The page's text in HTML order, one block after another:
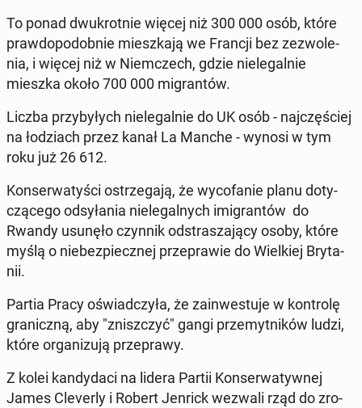
To ponad dwu­krot­nie więcej niż 300 000 osób, które
praw­do­po­dob­nie miesz­ka­ją we Francji bez ze­zwo­le­
nia, i więcej niż w Niem­czech, gdzie nie­le­gal­nie
mieszka około 700 000 mi­gran­tów.
Liczba przy­by­łych nie­le­gal­nie do UK osób - naj­czę­ściej
na ło­dziach przez kanał La Manche - wynosi w tym
roku już 26 612.
Kon­ser­wa­ty­ści ostrze­ga­ją, że wy­co­fa­nie planu do­ty­
czą­ce­go od­sy­ła­nia nie­le­gal­nych imi­gran­tów do
Rwandy usunęło czynnik od­stra­sza­ją­cy osoby, które
myślą o nie­bez­piecz­nej prze­pra­wie do Wiel­kiej Bry­ta­
nii.
Partia Pracy oświad­czy­ła, że ​​za­in­we­stu­je w kon­tro­lę
gra­nicz­ną, aby "znisz­czyć" gangi prze­myt­ni­ków ludzi,
które or­ga­ni­zu­ją prze­pra­wy.
Z kolei kan­dy­da­ci na lidera Partii Kon­ser­wa­tyw­nej
James Cle­ver­ly i Robert Jenrick wezwali rząd do zro­